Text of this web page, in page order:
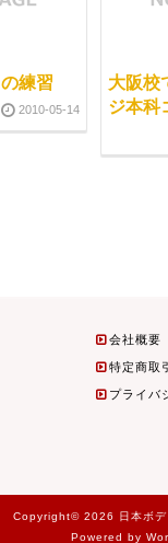
練習
2010-05-14
大阪校
ジ本科
会社概要
特定商取
プライバ
Copyright© 2026 日本ボデ
Powered by